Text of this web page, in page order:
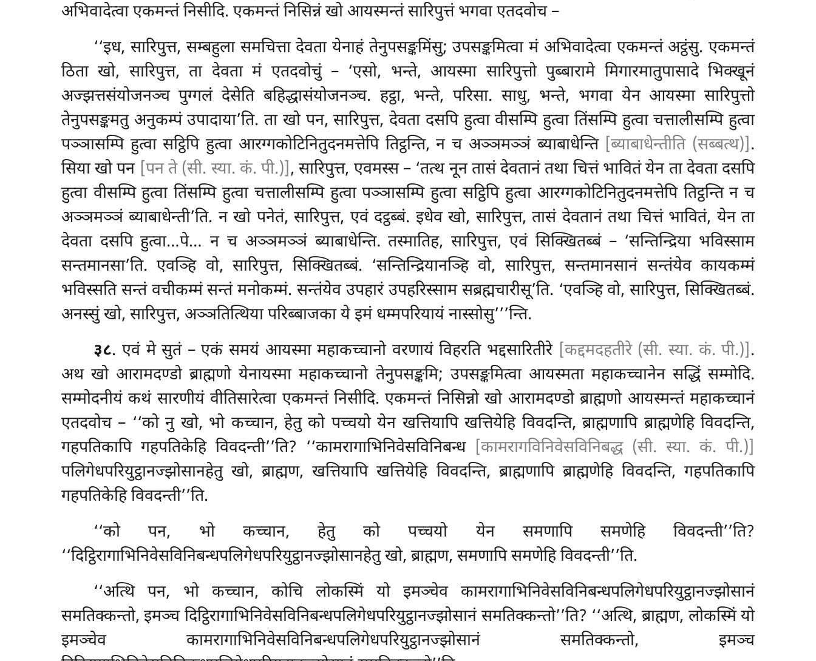
अभिवादेत्वा एकमन्तं निसीदि. एकमन्तं निसिन्नं खो आयस्मन्तं सारिपुत्तं भगवा एतदवोच –
‘‘इध, सारिपुत्त, सम्बहुला समचित्ता देवता येनाहं तेनुपसङ्कमिंसु; उपसङ्कमित्वा मं अभिवादेत्वा एकमन्तं अट्ठंसु. एकमन्तं
ठिता खो, सारिपुत्त, ता देवता मं एतदवोचुं – ‘एसो, भन्ते, आयस्मा सारिपुत्तो पुब्बारामे मिगारमातुपासादेभिक्खूनं
अज्झत्तसंयोजनञ्च पुग्गलं देसेति बहिद्धासंयोजनञ्च. हट्ठा, भन्ते, परिसा. साधु, भन्ते, भगवा येन आयस्मा सारिपुत्तो
तेनुपसङ्कमतु अनुकम्पं उपादाया’ति. ता खो पन, सारिपुत्त, देवता दसपि हुत्वा वीसम्पि हुत्वा तिंसम्पि हुत्वा चत्तालीसम्पि हुत्वा
पञ्ञासम्पि हुत्वा सट्ठिपि हुत्वा आरग्गकोटिनितुदनमत्तेपि तिट्ठन्ति, न च अञ्ञमञ्ञं ब्याबाधेन्ति [ब्याबाधेन्तीति (सब्बत्थ)] .
सिया खो पन [पन ते (सी. स्या. कं. पी.)], सारिपुत्त, एवमस्स – ‘तत्थ नून तासं देवतानं तथा चित्तं भावितं येन ता देवता दसपि
हुत्वा वीसम्पि हुत्वा तिंसम्पि हुत्वा चत्तालीसम्पि हुत्वा पञ्ञासम्पि हुत्वा सट्ठिपि हुत्वा आरग्गकोटिनितुदनमत्तेपि तिट्ठन्ति न च
अञ्ञमञ्ञं ब्याबाधेन्ती’ति. न खो पनेतं, सारिपुत्त, एवं दट्ठब्बं. इधेव खो, सारिपुत्त, तासं देवतानं तथा चित्तं भावितं, येन ता
देवता दसपि हुत्वा…पे… न च अञ्ञमञ्ञं ब्याबाधेन्ति. तस्मातिह, सारिपुत्त, एवं सिक्खितब्बं – ‘सन्तिन्द्रिया भविस्साम
सन्तमानसा’ति. एवञ्हि वो, सारिपुत्त, सिक्खितब्बं. ‘सन्तिन्द्रियानञ्हि वो, सारिपुत्त, सन्तमानसानं सन्तंयेव कायकम्मं
भविस्सति सन्तं वचीकम्मं सन्तं मनोकम्मं. सन्तंयेव उपहारं उपहरिस्साम सब्रह्मचारीसू’ति. ‘एवञ्हि वो, सारिपुत्त, सिक्खितब्बं.
अनस्सुं खो, सारिपुत्त, अञ्ञतित्थिया परिब्बाजका ये इमं धम्मपरियायं नास्सोसु’’’न्ति.
३८. एवं मे सुतं – एकंसमयं आयस्मा महाकच्चानो वरणायं विहरति भद्दसारितीरे [कद्दमदहतीरे (सी. स्या. कं. पी.)] .
अथ खो आरामदण्डो ब्राह्मणो येनायस्मा महाकच्चानो तेनुपसङ्कमि; उपसङ्कमित्वा आयस्मता महाकच्चानेन सद्धिं सम्मोदि.
सम्मोदनीयं कथं सारणीयं वीतिसारेत्वा एकमन्तं निसीदि. एकमन्तं निसिन्नो खो आरामदण्डो ब्राह्मणो आयस्मन्तं महाकच्चानं
एतदवोच – ‘‘को नु खो, भो कच्चान, हेतु को पच्चयो येन खत्तियापि खत्तियेहि विवदन्ति, ब्राह्मणापि ब्राह्मणेहि विवदन्ति,
गहपतिकापि गहपतिकेहि विवदन्ती’’ति? ‘‘कामरागाभिनिवेसविनिबन्ध [कामरागविनिवेसविनिबद्ध (सी. स्या. कं. पी.)]
पलिगेधपरियुट्ठानज्झोसानहेतु खो, ब्राह्मण, खत्तियापि खत्तियेहि विवदन्ति, ब्राह्मणापि ब्राह्मणेहि विवदन्ति, गहपतिकापि
गहपतिकेहि विवदन्ती’’ति.
‘‘को पन, भो कच्चान, हेतु को पच्चयो येन समणापि समणेहि विवदन्ती’’ति?
‘‘दिट्ठिरागाभिनिवेसविनिबन्धपलिगेधपरियुट्ठानज्झोसानहेतु खो, ब्राह्मण, समणापि समणेहि विवदन्ती’’ति.
‘‘अत्थि पन, भो कच्चान, कोचि लोकस्मिं यो इमञ्चेव कामरागाभिनिवेसविनिबन्धपलिगेधपरियुट्ठानज्झोसानं
समतिक्कन्तो, इमञ्च दिट्ठिरागाभिनिवेसविनिबन्धपलिगेधपरियुट्ठानज्झोसानं समतिक्कन्तो’’ति? ‘‘अत्थि, ब्राह्मण, लोकस्मिं यो
इमञ्चेव कामरागाभिनिवेसविनिबन्धपलिगेधपरियुट्ठानज्झोसानं समतिक्कन्तो, इमञ्च